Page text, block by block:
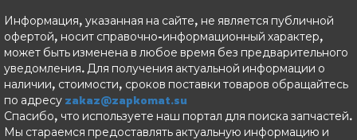
Информация, указанная на сайте, не является публичной
офертой, носит справочно-информационный характер,
может быть изменена в любое время без предварительного
уведомления. Для получения актуальной информации о
наличии, стоимости, сроков поставки товаров обращайтесь
по адресу zakaz@zapkomat.su
Спасибо, что используете наш портал для поиска запчастей.
Мы стараемся предоставлять актуальную информацию и